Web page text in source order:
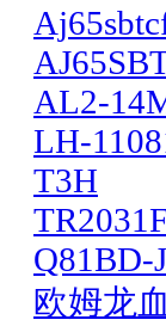
AL2-
LH-
T3H
TR2031F
Q81BD-
欧姆龙